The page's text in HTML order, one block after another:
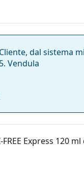
dal sistema
Vendula
Express 120